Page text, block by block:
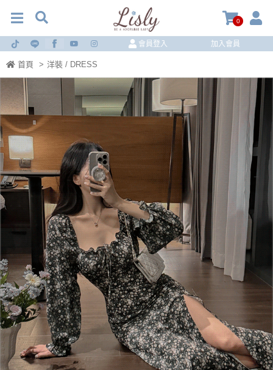
0
會員登入 加入會員
首頁 > 洋裝 / DRESS